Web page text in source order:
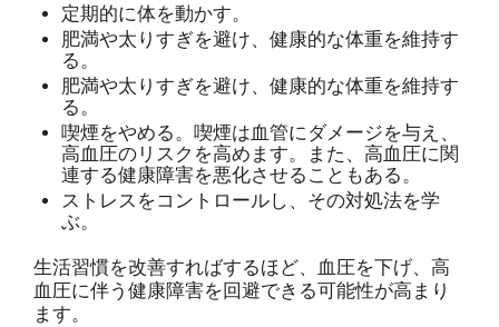
定期的に体を動かす。
肥満や太りすぎを避け、健康的な体重を維持す
る。
肥満や太りすぎを避け、健康的な体重を維持す
る。
喫煙をやめる。喫煙は血管にダメージを与え、
高血圧のリスクを高めます。また、高血圧に関
連する健康障害を悪化させることもある。
ストレスをコントロールし、その対処法を学
ぶ。
生活習慣を改善すればするほど、血圧を下げ、高
血圧に伴う健康障害を回避できる可能性が高まり
ます。